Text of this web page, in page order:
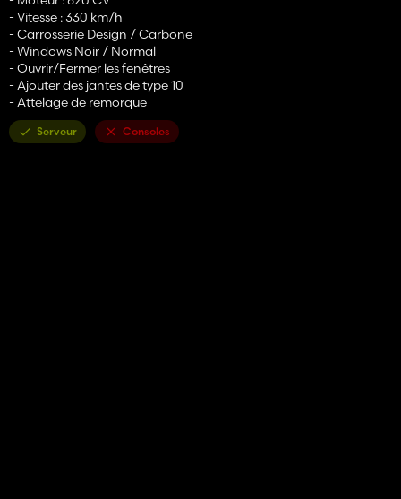
- Vitesse : 330 km/h
- Carrosserie Design / Carbone
- Windows Noir / Normal
- Ouvrir/Fermer les fenêtres
- Ajouter des jantes de type 10
- Attelage de remorque
Serveur Consoles